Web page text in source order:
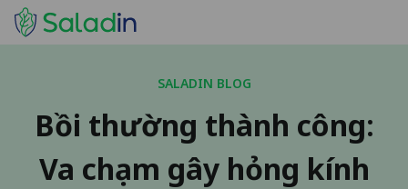
SALADIN BLOG
Bồi thường thành công:
Va chạm gây hỏng kính